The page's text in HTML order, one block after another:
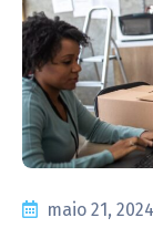
maio 21, 2024